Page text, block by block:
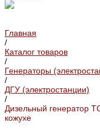
Главная
/
Каталог товаров
/
Генераторы
/
ДГУ (электростанции)
/
Дизельный генератор
кожухе